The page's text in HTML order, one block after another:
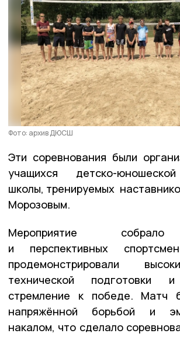
Фото: архив ДЮСШ
Эти соревнования были
учащихся детско-
школы, тренируемых
Морозовым.
Мероприятие
и перспективных
продемонстрировали
технической подготовки
стремление к победе. Матч
напряжённой борьбой и
накалом, что сделало